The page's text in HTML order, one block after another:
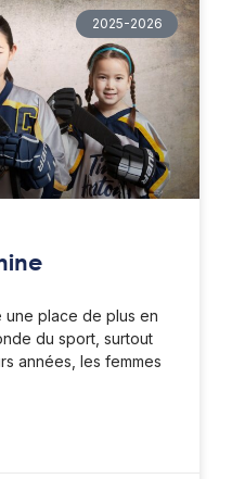
2025-2026
place de plus en
du sport, surtout
années, les femmes